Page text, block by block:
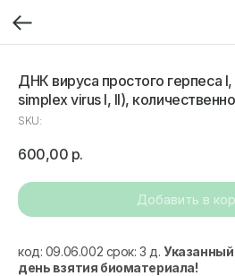
ДНК вируса простого герпеса I,
simplex virus I, II), количественно
SKU:
600,00 р.
Добавить в
код: 09.06.002 срок: 3 д.
день взятия биоматериала!